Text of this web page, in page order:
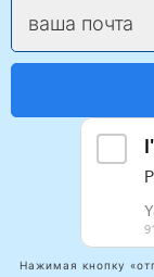
ваша почта
Нажимая кнопку